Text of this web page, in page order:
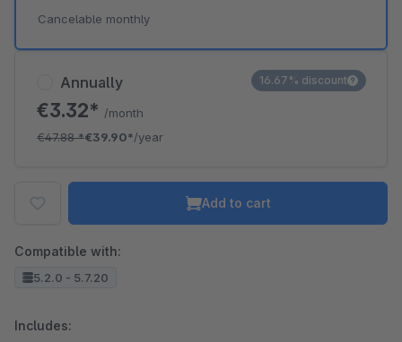
Annually
€3.32* /month
€47.88*€39.90*/year
16.67% discount
Cancelable monthly
Add to cart
Compatible with:
5.2.0 - 5.7.20
Includes: